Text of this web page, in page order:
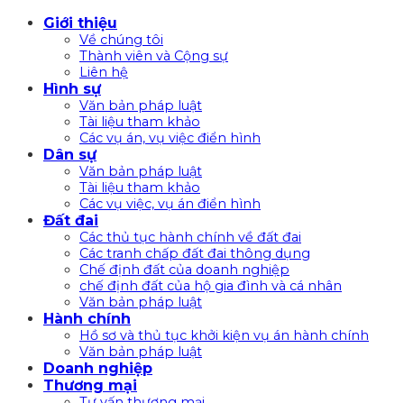
Giới thiệu
Về chúng tôi
Thành viên và Cộng sự
Liên hệ
Hình sự
Văn bản pháp luật
Tài liệu tham khảo
Các vụ án, vụ việc điển hình
Dân sự
Văn bản pháp luật
Tài liệu tham khảo
Các vụ việc, vụ án điển hình
Đất đai
Các thủ tục hành chính về đất đai
Các tranh chấp đất đai thông dụng
Chế định đất của doanh nghiệp
chế định đất của hộ gia đình và cá nhân
Văn bản pháp luật
Hành chính
Hồ sơ và thủ tục khởi kiện vụ án hành chính
Văn bản pháp luật
Doanh nghiệp
Thương mại